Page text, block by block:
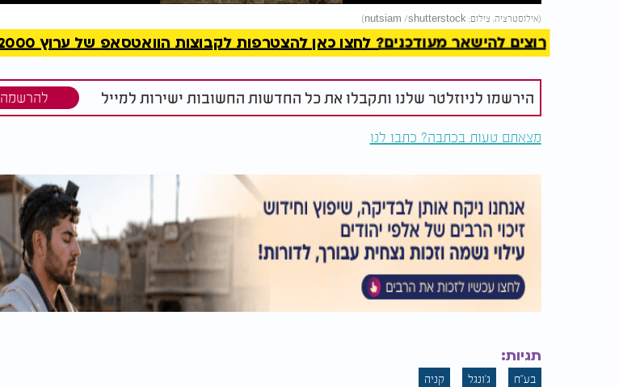
(אילוסטרציה, צילום: nutsiam /shutterstock)
רוצים להישאר מעודכנים? לחצו כאן להצטרפות לקבוצות הוואטסאפ של ערוץ 2000 >>>
הירשמו לניוזלטר שלנו ותקבלו את כל החדשות החשובות ישירות למייל להרשמה
מצאתם טעות בכתבה? כתבו לנו
תגיות:
בע"ח ג'ונגל קניה